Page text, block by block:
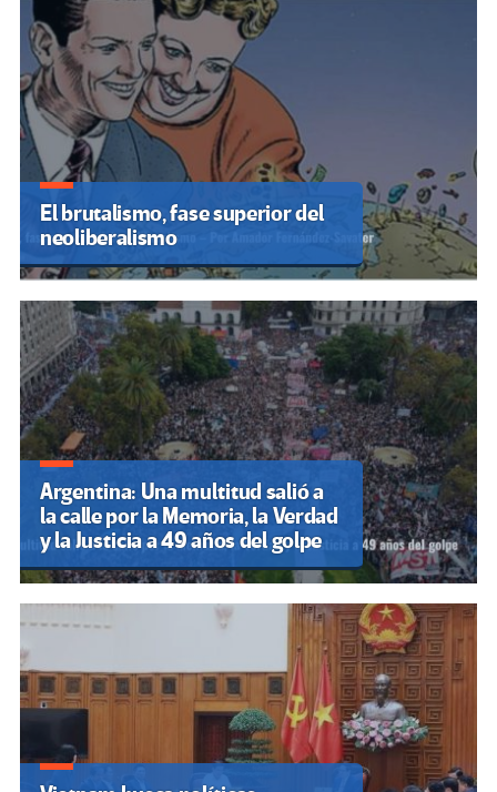
El brutalismo, fase superior del
neoliberalismo
Argentina: Una multitud salió a
la calle por la Memoria, la Verdad
y la Justicia a 49 años del golpe